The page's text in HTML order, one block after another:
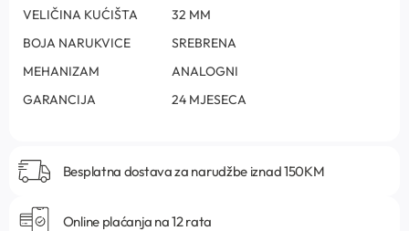
VELIČINA KUĆIŠTA
32 MM
BOJA NARUKVICE
SREBRENA
MEHANIZAM
ANALOGNI
GARANCIJA
24 MJESECA
Besplatna dostava za narudžbe iznad 150KM
Online plaćanja na 12 rata